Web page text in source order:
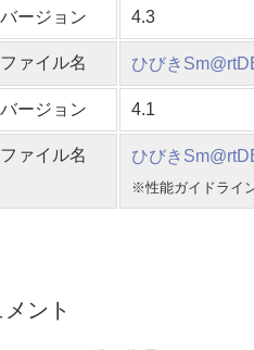
バージョン 4.3
ファイル名 ひびき
バージョン 4.1
ファイル名 ひびき
※性能ガイドライ
ント